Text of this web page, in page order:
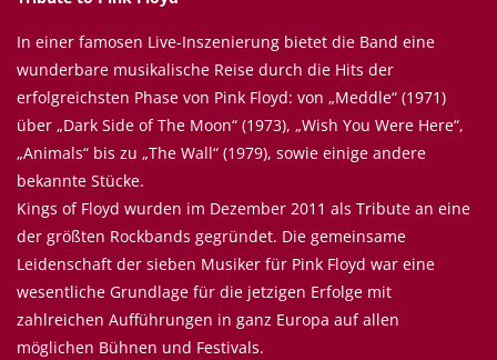
In einer famosen Live-Inszenierung bietet die Band eine
wunderbare musikalische Reise durch die Hits der
erfolgreichsten Phase von Pink Floyd: von „Meddle“ (1971)
über „Dark Side of The Moon“ (1973), „Wish You Were Here“,
„Animals“ bis zu „The Wall“ (1979), sowie einige andere
bekannte Stücke.
Kings of Floyd wurden im Dezember 2011 als Tribute an eine
der größten Rockbands gegründet. Die gemeinsame
Leidenschaft der sieben Musiker für Pink Floyd war eine
wesentliche Grundlage für die jetzigen Erfolge mit
zahlreichen Aufführungen in ganz Europa auf allen
möglichen Bühnen und Festivals.